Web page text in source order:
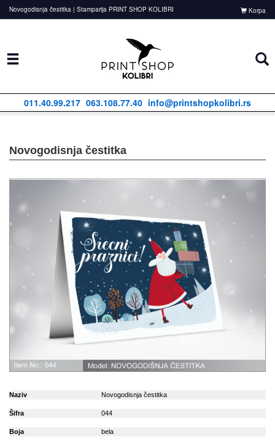
Novogodisnja čestitka | Stamparija PRINT SHOP KOLIBRI Korpa
011.40.99.217 063.108.77.40 info@printshopkolibri.rs
Novogodisnja čestitka
Naziv Novogodisnja čestitka
Šifra 044
Boja bela